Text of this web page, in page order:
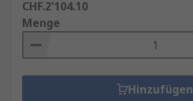
CHF.2'104.10
Menge
Hinzufügen